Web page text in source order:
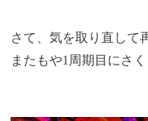
さて、気を取り直して
またもや1周期目にさ